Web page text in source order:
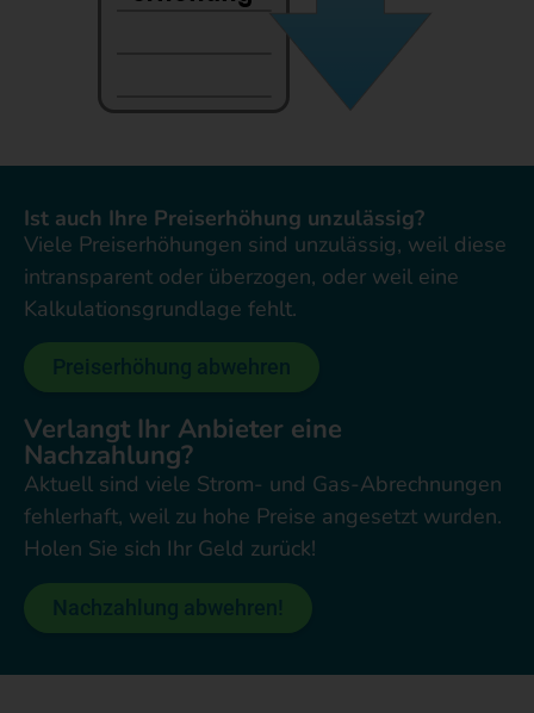
Ist auch Ihre Preiserhöhung unzulässig?
Viele Preiserhöhungen sind unzulässig, weil diese
intransparent oder überzogen, oder weil eine
Kalkulationsgrundlage fehlt.
Verlangt Ihr Anbieter eine
Nachzahlung?
Aktuell sind viele Strom- und Gas-Abrechnungen
fehlerhaft, weil zu hohe Preise angesetzt wurden.
Holen Sie sich Ihr Geld zurück!